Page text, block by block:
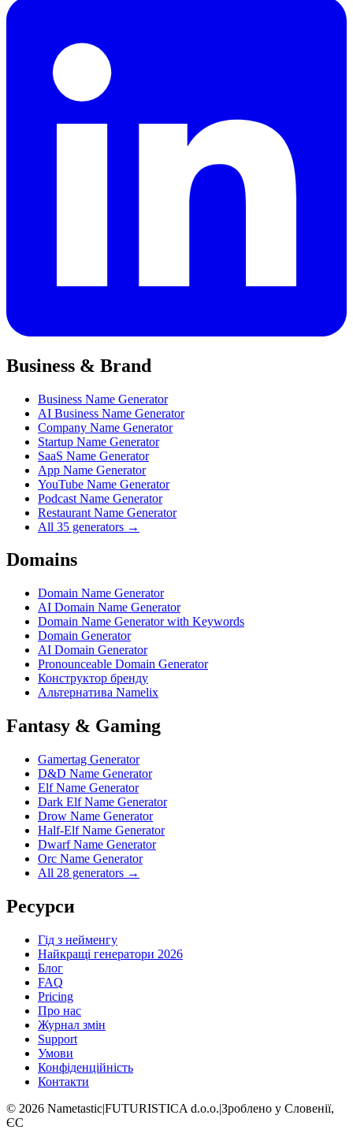
Business & Brand
Business Name Generator
AI Business Name Generator
Company Name Generator
Startup Name Generator
SaaS Name Generator
App Name Generator
YouTube Name Generator
Podcast Name Generator
Restaurant Name Generator
All 35 generators →
Domains
Domain Name Generator
AI Domain Name Generator
Domain Name Generator with Keywords
Domain Generator
AI Domain Generator
Pronounceable Domain Generator
Конструктор бренду
Альтернатива Namelix
Fantasy & Gaming
Gamertag Generator
D&D Name Generator
Elf Name Generator
Dark Elf Name Generator
Drow Name Generator
Half-Elf Name Generator
Dwarf Name Generator
Orc Name Generator
All 28 generators →
Ресурси
Гід з нейменгу
Найкращі генератори 2026
Блог
FAQ
Pricing
Про нас
Журнал змін
Support
Умови
Конфіденційність
Контакти
© 2026 Nametastic|FUTURISTICA d.o.o.|Зроблено у Словенії,
ЄС